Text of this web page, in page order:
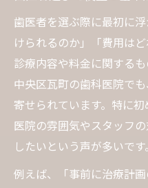
不安解消のため
不安を解消できる歯
術
歯医者で安心で
患者目線の歯医
不安を伝えやす
歯医者の丁寧
歯医者を選ぶ際に最初に
けられるのか」「費用は
診療内容や料金に関する
中央区瓦町の歯科医院で
寄せられています。特に初
医院の雰囲気やスタッフ
したいという声が多いです。
例えば、「事前に治療計